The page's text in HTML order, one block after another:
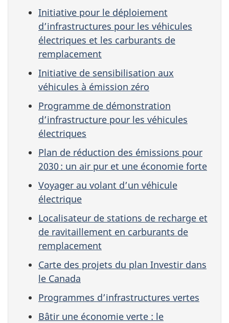
Initiative pour le déploiement
d’infrastructures pour les véhicules
électriques et les carburants de
remplacement
Initiative de sensibilisation aux
véhicules à émission zéro
Programme de démonstration
d’infrastructure pour les véhicules
électriques
Plan de réduction des émissions pour
2030 : un air pur et une économie forte
Voyager au volant d’un véhicule
électrique
Localisateur de stations de recharge et
de ravitaillement en carburants de
remplacement
Carte des projets du plan Investir dans
le Canada
Programmes d’infrastructures vertes
Bâtir une économie verte : le